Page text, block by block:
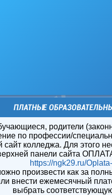
ПЛАТНЫЕ
родители
по профессии/
колледжа. Для этого
панели сайта
https://ngk29.ru/
произвести как за
внести ежемесячный
выбрать